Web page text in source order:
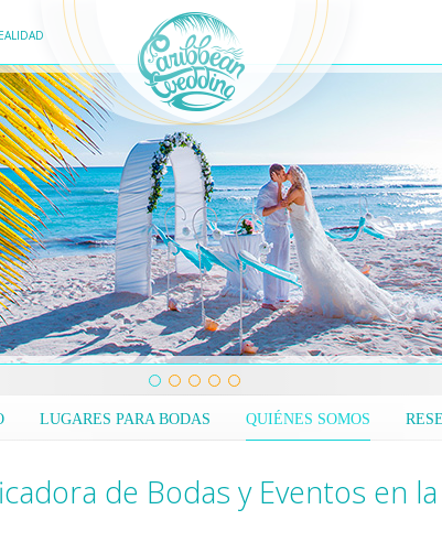
LUGARES PARA BODAS QUIÉNES SOMOS
de Bodas y Eventos en